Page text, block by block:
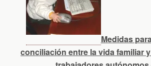
Medidas
conciliación entre la vida familiar